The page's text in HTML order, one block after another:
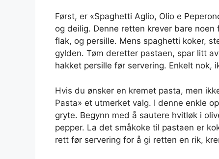
Først, er «Spaghetti Aglio, Olio e
og deilig. Denne retten krever bare
flak, og persille. Mens spaghetti koker,
gylden. Tøm deretter pastaen, spar litt
hakket persille før servering. Enkelt nok,
Hvis du ønsker en kremet pasta, men
Pasta» et utmerket valg. I denne enkle
gryte. Begynn med å sautere hvitløk i
pepper. La det småkoke til pastaen er
rett før servering for å gi retten en rik,